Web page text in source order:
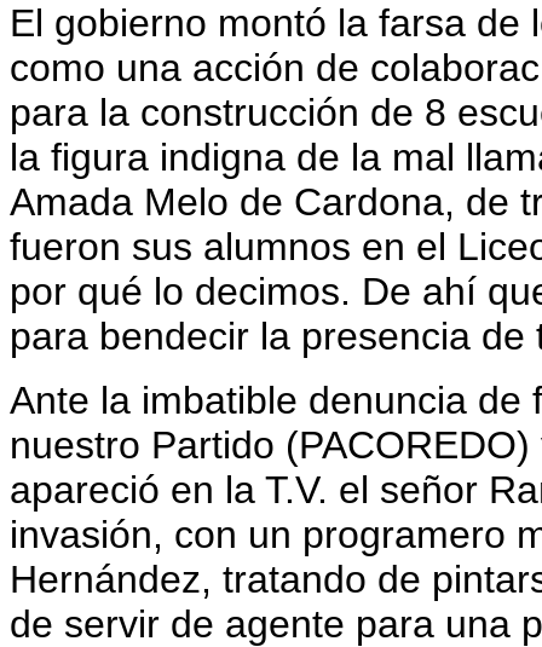
El gobierno montó la farsa de
como una acción de
para la construcción de 8
la figura indigna de la mal
Amada Melo de Cardona, de
fueron sus alumnos en el
por qué lo decimos. De ahí
para bendecir la presencia de
Ante la imbatible denuncia
nuestro Partido
apareció en la T.V. el señor
invasión, con un programero
Hernández, tratando de
de servir de agente para una